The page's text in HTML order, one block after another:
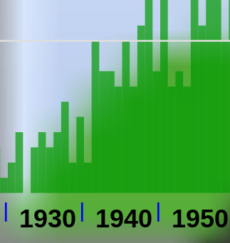
1930 1940 1950